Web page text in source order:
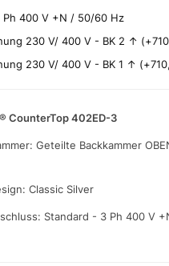
Ph 400 V +N / 50/60 Hz
230 V/ 400 V - BK 2 ↑ (+
230 V/ 400 V - BK 1 ↑ (+
CounterTop 402ED-3
Geteilte Backkammer
Classic Silver
Standard - 3 Ph 400 V